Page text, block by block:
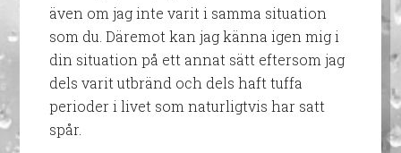
även om jag inte varit i samma situation
som du. Däremot kan jag känna igen mig i
din situation på ett annat sätt eftersom jag
dels varit utbränd och dels haft tuffa
perioder i livet som naturligtvis har satt
spår.